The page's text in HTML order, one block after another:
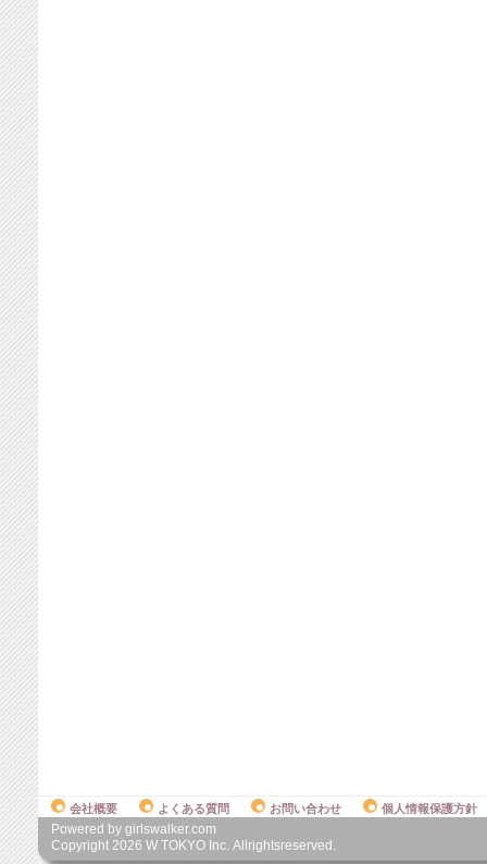
会社概要 よくある質問 お問い合わせ 個人情報保護方針
Powered by girlswalker.com
Copyright 2026 W TOKYO Inc. Allrightsreserved.